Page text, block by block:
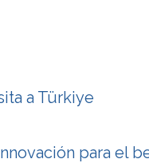
a Türkiye
para el